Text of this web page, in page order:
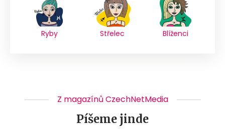
Ryby Střelec Blíženci
Z magazínů CzechNetMedia
Píšeme jinde